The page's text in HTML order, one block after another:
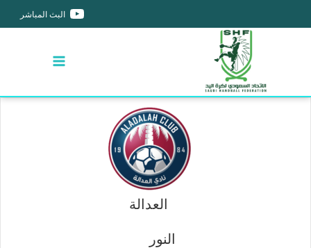
البث المباشر
العدالة
النور